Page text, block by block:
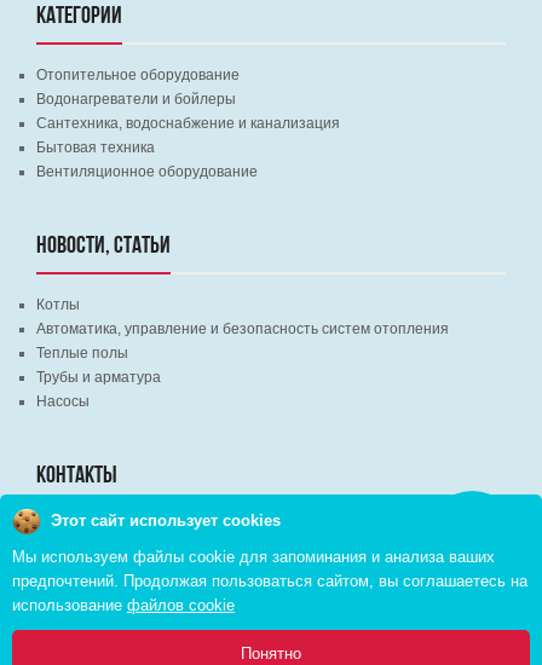
КАТЕГОРИИ
Отопительное оборудование
Водонагреватели и бойлеры
Сантехника, водоснабжение и канализация
Бытовая техника
Вентиляционное оборудование
НОВОСТИ, СТАТЬИ
Котлы
Автоматика, управление и безопасность систем отопления
Теплые полы
Трубы и арматура
Насосы
КОНТАКТЫ
г. Минск, ВЦ "Экспобел", строительный рынок, павильон № 8c
г. Минск, ул. М. Лынькова, д. 35, пом. 199
+375 (29) 110-46-46 (А1)
+375 (29) 373-90-16 (A1)
Этот сайт использует cookies
Мы используем файлы cookie для запоминания и анализа ваших
предпочтений. Продолжая пользоваться сайтом, вы соглашаетесь на
использование файлов cookie
Понятно